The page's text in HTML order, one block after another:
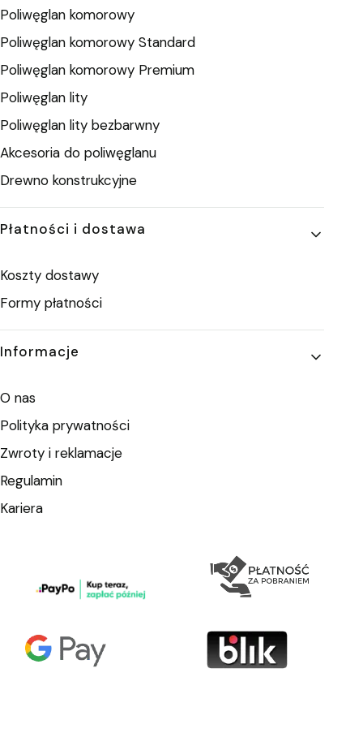
Poliwęglan komorowy
Poliwęglan komorowy Standard
Poliwęglan komorowy Premium
Poliwęglan lity
Poliwęglan lity bezbarwny
Akcesoria do poliwęglanu
Drewno konstrukcyjne
Płatności i dostawa
Koszty dostawy
Formy płatności
Informacje
O nas
Polityka prywatności
Zwroty i reklamacje
Regulamin
Kariera